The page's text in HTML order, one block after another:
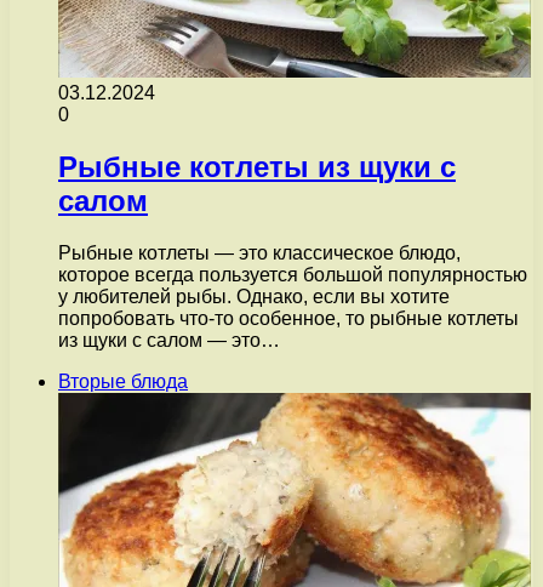
03.12.2024
0
Рыбные котлеты из щуки с
салом
Рыбные котлеты — это классическое блюдо,
которое всегда пользуется большой популярностью
у любителей рыбы. Однако, если вы хотите
попробовать что-то особенное, то рыбные котлеты
из щуки с салом — это…
Вторые блюда